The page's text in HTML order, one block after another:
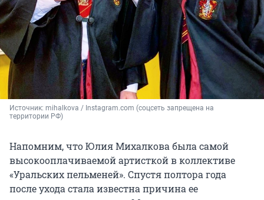
Источник: mihalkova / Instagram.com (соцсеть запрещена на
территории РФ)
Напомним, что Юлия Михалкова была самой
высокооплачиваемой артисткой в коллективе
«Уральских пельменей». Спустя полтора года
после ухода стала известна причина ее